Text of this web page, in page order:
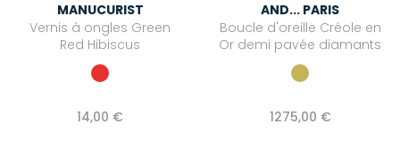
MANUCURIST
Vernis à ongles Green
Red Hibiscus
14,00 €
AND... PARIS
Boucle d'oreille Créole en
Or demi pavée diamants
1275,00 €